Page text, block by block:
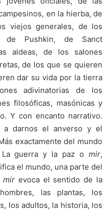
en la hierba, de
viejos generales, de los
de Pushkin, de Sanct
aldeas, de los salones
de los que se quieren
dar su vida por la tierra
adivinatorias de los
filosóficas, masónicas y
Y con encanto narrativo.
a darnos el anverso y el
exactamente del mundo
guerra y la paz o mir,
el mundo, una parte del
mir evoca el sentido de la
las plantas, los
los adultos, la historia, los